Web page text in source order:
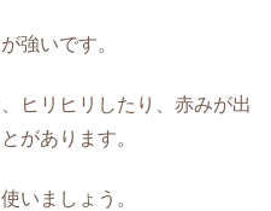
強いです。
ヒリヒリしたり、赤みが出
があります。
いましょう。